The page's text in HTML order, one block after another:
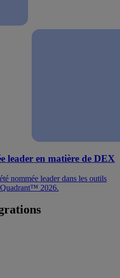
leader en matière de DEX
nommée leader dans les outils
2026.